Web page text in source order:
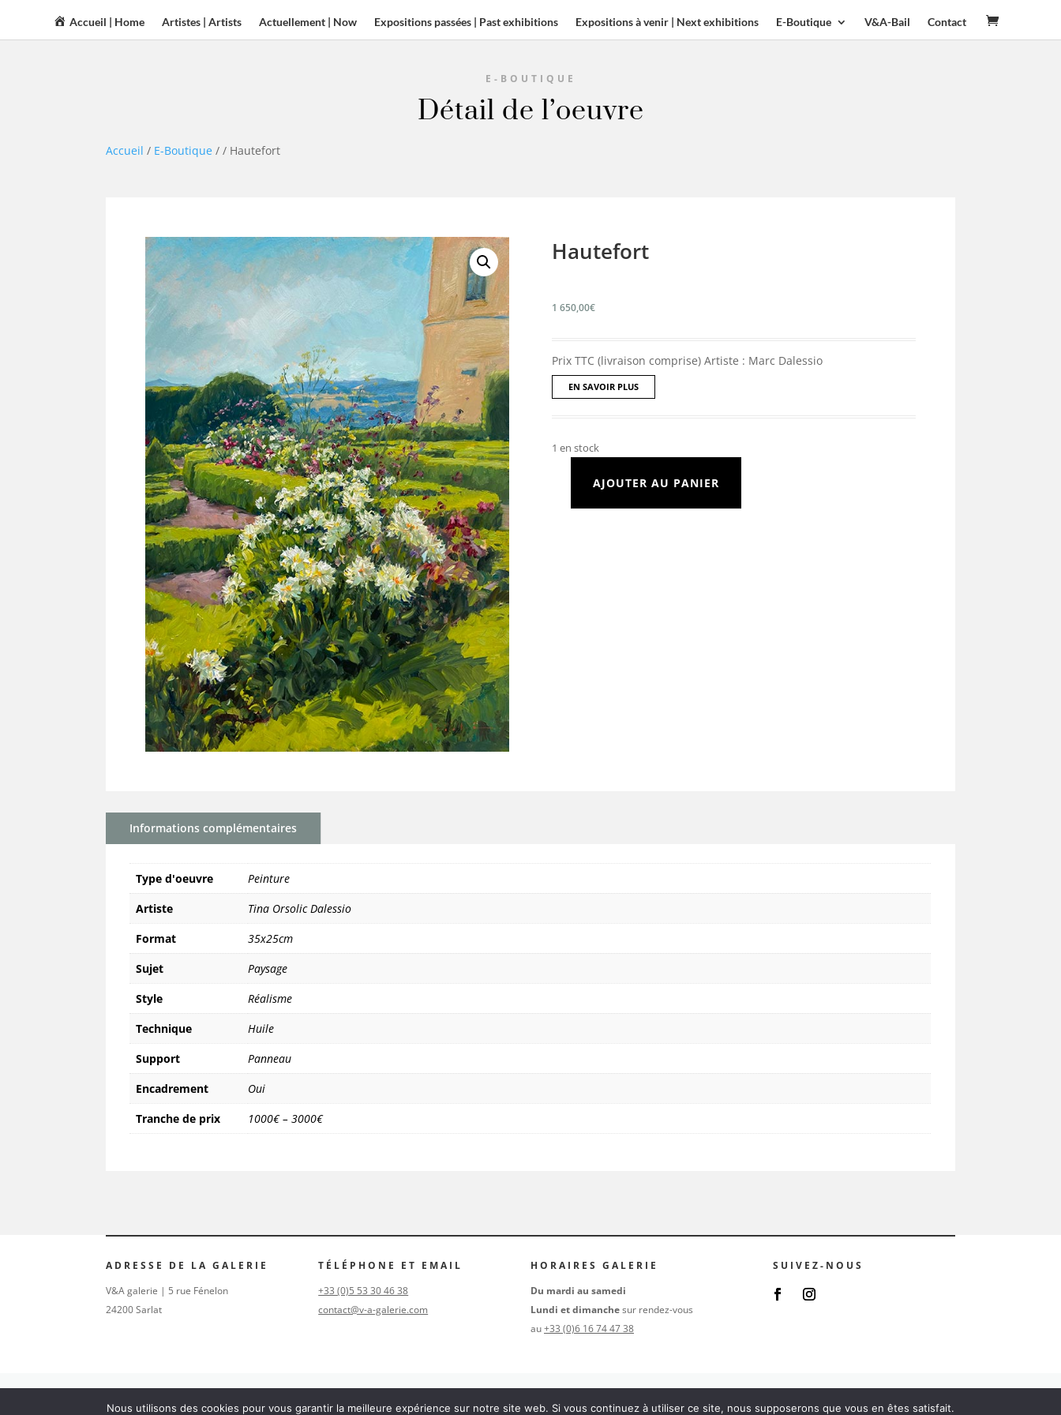
Accueil | Home Artistes | Artists Actuellement | Now Expositions passées | Past exhibitions Expositions à venir | Next exhibitions E-Boutique V&A-Bail Contact
E-BOUTIQUE
Détail de l’oeuvre
Accueil / E-Boutique // Hautefort
Hautefort
1 650,00€
Prix TTC (livraison comprise) Artiste : Marc Dalessio
EN SAVOIR PLUS
1 en stock
quantité
AJOUTER AU PANIER
Informations complémentaires
Type d'oeuvre
Peinture
Artiste
Tina Orsolic Dalessio
Format
35x25cm
Sujet
Paysage
Style
Réalisme
Technique
Huile
Support
Panneau
Encadrement
Oui
Tranche de prix
1000€ – 3000€
ADRESSE DE LA GALERIE
V&A galerie | 5 rue Fénelon
24200 Sarlat
TÉLÉPHONE ET EMAIL
+33 (0)5 53 30 46 38
contact@v-a-galerie.com
HORAIRES GALERIE
Du mardi au samedi
Lundi et dimanchesur rendez-vous
au+33 (0)6 16 74 47 38
SUIVEZ-NOUS
Nous utilisons des cookies pour vous garantir la meilleure expérience sur notre site web. Si vous continuez à utiliser ce site, nous supposerons que vous en êtes satisfait.